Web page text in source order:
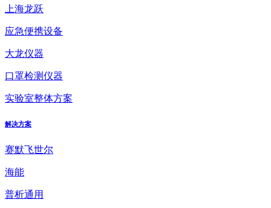
上海龙跃
应急便携设备
大龙仪器
口罩检测仪器
实验室整体方案
解决方案
赛默飞世尔
海能
普析通用